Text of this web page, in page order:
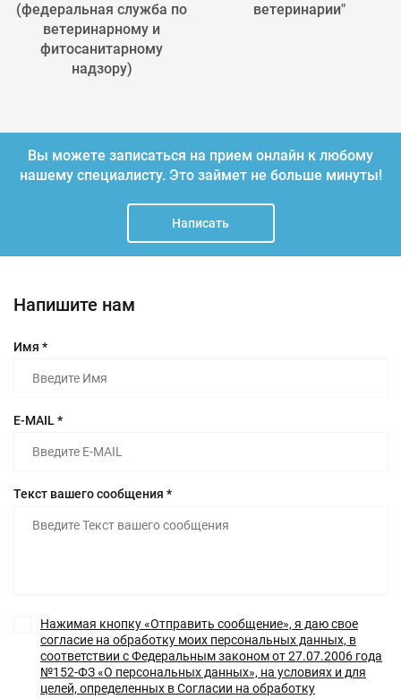
(федеральная служба по
ветеринарному и
фитосанитарному
надзору)
ветеринарии"
Вы можете записаться на прием онлайн к любому
нашему специалисту. Это займет не больше минуты!
Написать
Напишите нам
Имя *
E-MAIL *
Текст вашего сообщения *
Нажимая кнопку «Отправить сообщение», я даю свое
согласие на обработку моих персональных данных, в
соответствии с Федеральным законом от 27.07.2006 года
№152-ФЗ «О персональных данных», на условиях и для
целей, определенных в Согласии на обработку